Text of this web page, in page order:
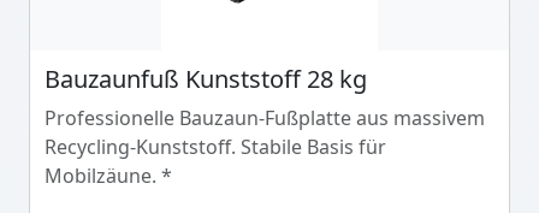
Bauzaunfuß Kunststoff 28 kg
Professionelle Bauzaun-Fußplatte aus massivem
Recycling-Kunststoff. Stabile Basis für
Mobilzäune. *